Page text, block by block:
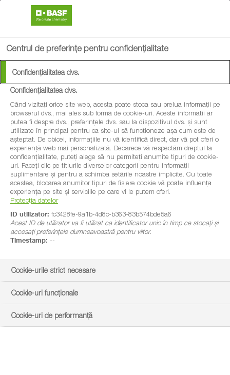
Centrul de preferințe pentru confidențialitate
Confidențialitatea dvs.
Confidențialitatea dvs.
Când vizitați orice site web, acesta poate stoca sau prelua informații pe
browserul dvs., mai ales sub formă de cookie-uri. Aceste informații ar
putea fi despre dvs., preferințele dvs. sau la dispozitivul dvs. și sunt
utilizate în principal pentru ca site-ul să funcționeze așa cum este de
așteptat. De obicei, informațiile nu vă identifică direct, dar vă pot oferi o
experiență web mai personalizată. Deoarece vă respectăm dreptul la
confidențialitate, puteți alege să nu permiteți anumite tipuri de cookie-
uri. Faceți clic pe titlurile diverselor categorii pentru informații
suplimentare și pentru a schimba setările noastre implicite. Cu toate
acestea, blocarea anumitor tipuri de fișiere cookie vă poate influența
experiența pe site și serviciile pe care vi le putem oferi.
Protecția datelor
ID utilizator: fc3428fe-9a1b-4d8c-b363-83b574bde5a6
Acest ID de utilizator va fi utilizat ca identificator unic în timp ce stocați și
accesați preferințele dumneavoastră pentru viitor.
Timestamp: --
Cookie-urile strict necesare
Cookie-uri funcționale
Cookie-uri de performanță